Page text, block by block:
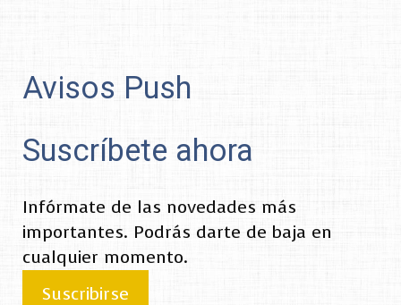
Avisos Push
Suscríbete ahora
Infórmate de las novedades más
importantes. Podrás darte de baja en
cualquier momento.
Suscribirse